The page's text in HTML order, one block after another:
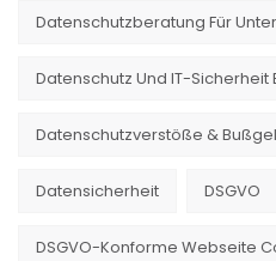
Datenschutzberatung Für
Datenschutz Und IT-Sicherheit
Datenschutzverstöße &
Datensicherheit DSGVO
DSGVO-Konforme Webseite